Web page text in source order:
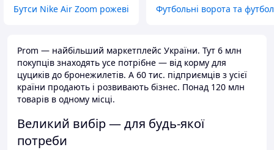
Бутси Nike Air Zoom рожеві Футбольні ворота та
Prom — найбільший маркетплейс України. Тут 6 млн
покупців знаходять усе потрібне — від корму для
цуциків до бронежилетів. А 60 тис. підприємців з усієї
країни продають і розвивають бізнес. Понад 120 млн
товарів в одному місці.
Великий вибір — для будь-якої
потреби